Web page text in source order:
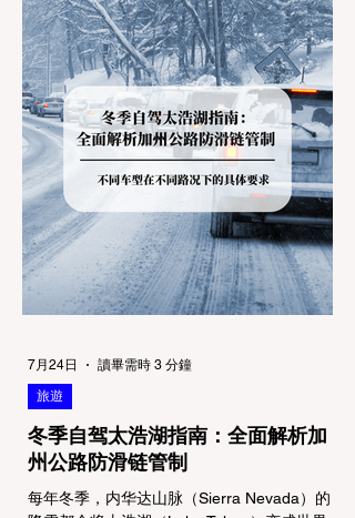
冬季自驾太浩湖指南：全面解析加
州公路防滑链管制
每年冬季，内华达山脉（Sierra Nevada）的
旅遊
7月24日 讀畢需時 3 分鐘